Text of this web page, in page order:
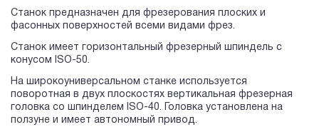
Станок предназначен для фрезерования плоских и
фасонных поверхностей всеми видами фрез.
Станок имеет горизонтальный фрезерный шпиндель с
конусом ISO-50.
На широкоуниверсальном станке используется
поворотная в двух плоскостях вертикальная фрезерная
головка со шпинделем ISO-40. Головка установлена на
ползуне и имеет автономный привод.